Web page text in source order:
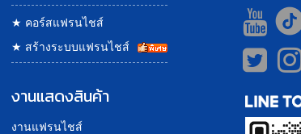
★ คอร์สแฟรนไชส์
★ สร้างระบบแฟรนไชส์
งานแสดงสินค้า
งานแฟรนไชส์